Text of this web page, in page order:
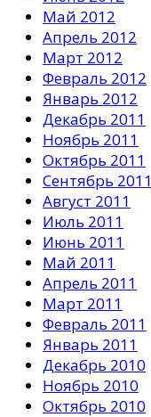
Май 2012
Апрель 2012
Март 2012
Февраль 2012
Январь 2012
Декабрь 2011
Ноябрь 2011
Октябрь 2011
Сентябрь 2011
Август 2011
Июль 2011
Июнь 2011
Май 2011
Апрель 2011
Март 2011
Февраль 2011
Январь 2011
Декабрь 2010
Ноябрь 2010
Октябрь 2010